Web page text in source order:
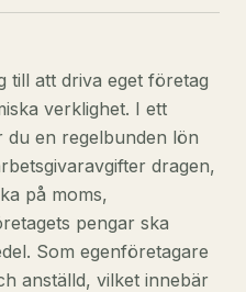
till att driva eget företag
verklighet. I ett
du en regelbunden lön
dragen,
på moms,
pengar ska
Som egenföretagare
anställd, vilket innebär